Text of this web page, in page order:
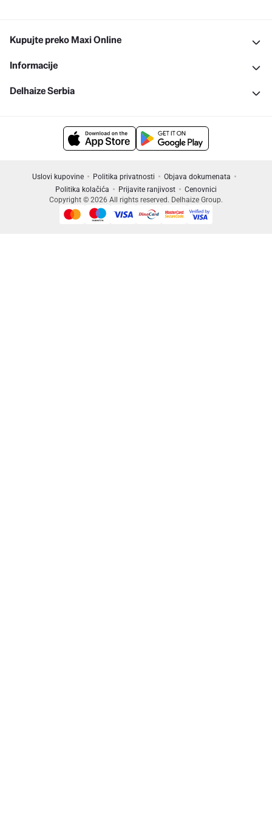
Kupujte preko Maxi Online
Informacije
Delhaize Serbia
Uslovi kupovine Politika privatnosti
Objava dokumenata
Politika kolačića
Prijavite ranjivost
Cenovnici
Copyright © 2026 All rights reserved. Delhaize Group.